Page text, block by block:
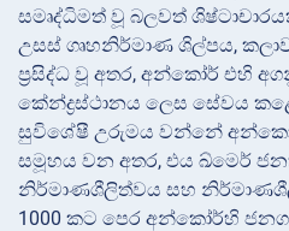
සමෘද්ධිමත් වූ බලවත්
උසස් ගෘහනිර්මාණ ශිල්පය,
ප්‍රසිද්ධ වූ අතර, අන්කෝර් එහි
කේන්ද්‍රස්ථානය ලෙස සේවය
සුවිශේෂී උරුමය වන්නේ
සමූහය වන අතර, එය ඛ්මෙර්
නිර්මාණශීලිත්වය සහ
1000 කට පෙර අන්කෝර්හි